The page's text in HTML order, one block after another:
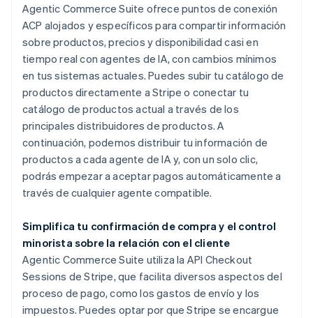
Agentic Commerce Suite ofrece puntos de conexión
ACP alojados y específicos para compartir información
sobre productos, precios y disponibilidad casi en
tiempo real con agentes de IA, con cambios mínimos
en tus sistemas actuales. Puedes subir tu catálogo de
productos directamente a Stripe o conectar tu
catálogo de productos actual a través de los
principales distribuidores de productos. A
continuación, podemos distribuir tu información de
productos a cada agente de IA y, con un solo clic,
podrás empezar a aceptar pagos automáticamente a
través de cualquier agente compatible.
Simplifica tu confirmación de compra y el control
minorista sobre la relación con el cliente
Agentic Commerce Suite utiliza la API Checkout
Sessions de Stripe, que facilita diversos aspectos del
proceso de pago, como los gastos de envío y los
impuestos. Puedes optar por que Stripe se encargue